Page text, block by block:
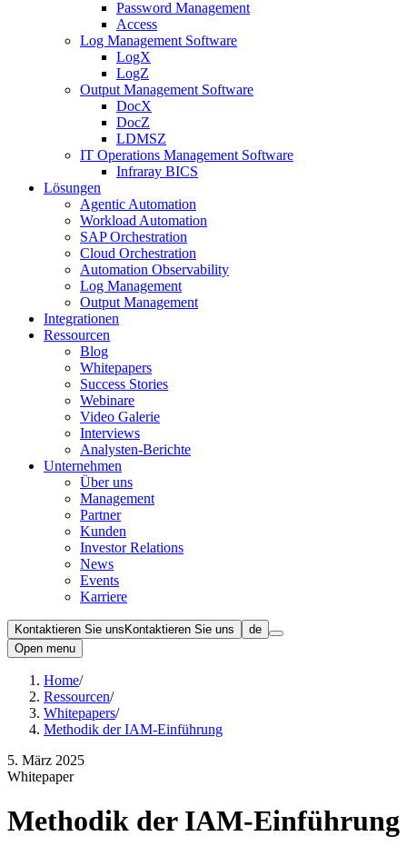
Password Management
Access
Log Management Software
LogX
LogZ
Output Management Software
DocX
DocZ
LDMSZ
IT Operations Management Software
Infraray BICS
Lösungen
Agentic Automation
Workload Automation
SAP Orchestration
Cloud Orchestration
Automation Observability
Log Management
Output Management
Integrationen
Ressourcen
Blog
Whitepapers
Success Stories
Webinare
Video Galerie
Interviews
Analysten-Berichte
Unternehmen
Über uns
Management
Partner
Kunden
Investor Relations
News
Events
Karriere
Kontaktieren Sie uns Kontaktieren Sie uns
de
Open menu
Home/
Ressourcen/
Whitepapers/
Methodik der IAM-Einführung
5. März 2025
Whitepaper
Methodik der IAM-Einführung